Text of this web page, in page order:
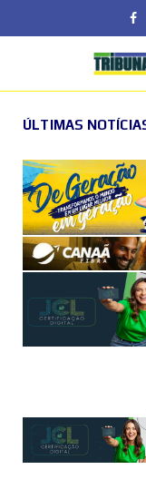
ÚLTIMAS
o primeiro fim